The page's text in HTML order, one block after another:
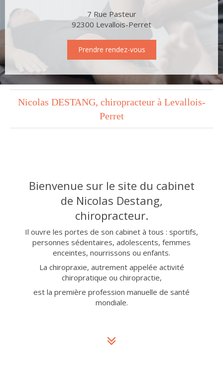
7 Rue Pasteur
92300 Levallois-Perret
Prendre rendez-vous
Nicolas DESTANG, chiropracteur à Levallois-
Perret
Bienvenue sur le site du cabinet
de Nicolas Destang,
chiropracteur.
Il ouvre les portes de son cabinet à tous : sportifs,
personnes sédentaires, adolescents, femmes
enceintes, nourrissons ou enfants.
La chiropraxie, autrement appelée activité
chiropratique ou chiropractie,
est la première profession manuelle de santé
mondiale.